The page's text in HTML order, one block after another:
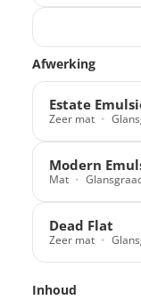
Translation
Afwerking
Estate
Zeer mat
Modern
Mat
Dead Flat
Zeer mat
Inhoud